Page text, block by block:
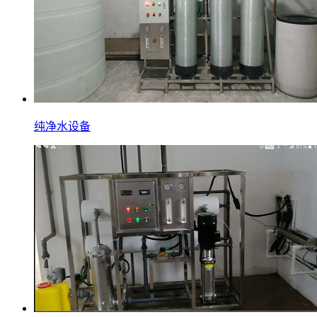
纯净水设备